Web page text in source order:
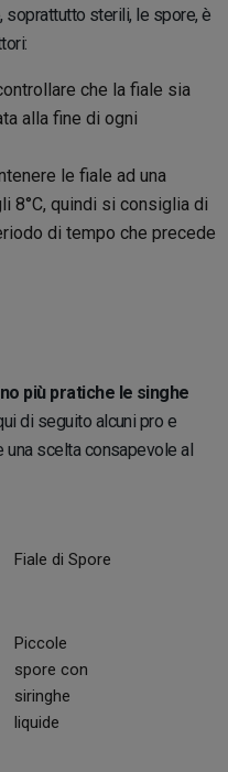
soprattutto sterili, le spore, è
che la fiale sia
alla fine di ogni
le fiale ad una
8°C, quindi si consiglia di
di tempo che precede
più pratiche le singhe
di seguito alcuni pro e
scelta consapevole al
Fiale di Spore
Piccole
spore con
siringhe
liquide